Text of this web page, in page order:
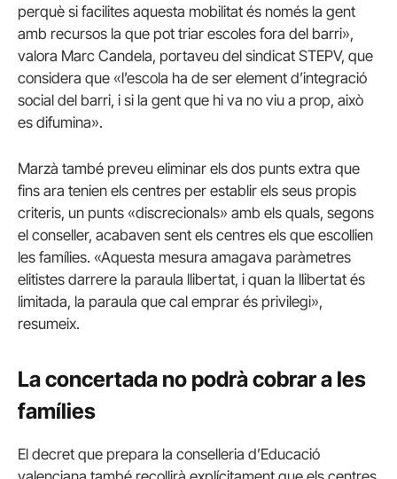
perquè si facilites aquesta mobilitat és només la gent
amb recursos la que pot triar escoles fora del barri»,
valora Marc Candela, portaveu del sindicat STEPV, que
considera que «l’escola ha de ser element d’integració
social del barri, i si la gent que hi va no viu a prop, això
es difumina».
Marzà també preveu eliminar els dos punts extra que
fins ara tenien els centres per establir els seus propis
criteris, un punts «discrecionals» amb els quals, segons
el conseller, acabaven sent els centres els que escollien
les famílies. «Aquesta mesura amagava paràmetres
elitistes darrere la paraula llibertat, i quan la llibertat és
limitada, la paraula que cal emprar és privilegi»,
resumeix.
La concertada no podrà cobrar a les
famílies
El decret que prepara la conselleria d’Educació